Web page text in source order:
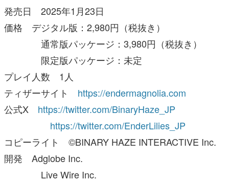
発売日 2025年1月23日
価格 デジタル版：2,980円（税抜き）
通常版パッケージ：3,980円（税抜き）
限定版パッケージ：未定
プレイ人数 1人
ティザーサイト https://endermagnolia.com
公式X https://twitter.com/BinaryHaze_JP
https://twitter.com/EnderLilies_JP
コピーライト ©BINARY HAZE INTERACTIVE Inc.
開発 Adglobe Inc.
Live Wire Inc.